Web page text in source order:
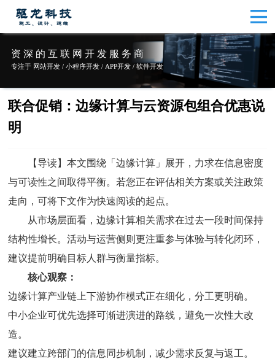
资 深 的 互 联 网 开 发 服 务 商
专注于 网站开发 / 小程序开发 / APP开发 / 软件开发
联合促销：边缘计算与云资源包组合优惠说
明
【导读】本文围绕「边缘计算」展开，力求在信息密度
与可读性之间取得平衡。若您正在评估相关方案或关注政策
走向，可将下文作为快速阅读的起点。
从市场层面看，边缘计算相关需求在过去一段时间保持
结构性增长。活动与运营侧则更注重参与体验与转化闭环，
建议提前明确目标人群与衡量指标。
核心观察：
边缘计算产业链上下游协作模式正在细化，分工更明确。
中小企业可优先选择可渐进演进的路线，避免一次性大改
造。
建议建立跨部门的信息同步机制，减少需求反复与返工。